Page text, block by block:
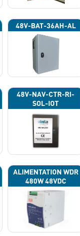
48V-BAT-36AH-AL
48V-NAV-CTR-RI-
SOL-IOT
ALIMENTATION WDR
480W 48VDC